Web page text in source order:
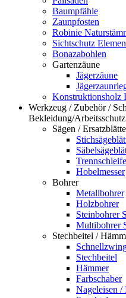
Baumpfähle
Zaunpfosten
Robinie
Sichtschutz
Bonazabohlen
Gartenzäune
Jägerzäune
Konstruktionsholz
Werkzeug / Zubehör /
Bekleidung/Arbeitsschutz
Sägen /
Hobelmesser
Bohrer
Metallbohrer
Holzbohrer
Steinbohrer
Multibohrer
Stechbeitel /
Stechbeitel
Hämmer
Farbschaber
Nageleisen